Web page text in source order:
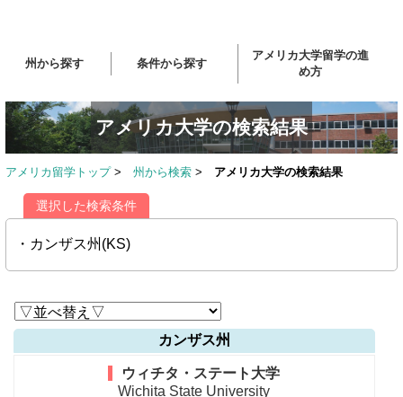
州から探す 条件から探す
アメリカ大学留学の進
め方
アメリカ大学の検索結果
アメリカ留学トップ > 州から検索 > アメリカ大学の検索結果
選択した検索条件
・カンザス州(KS)
カンザス州
ウィチタ・ステート大学
Wichita State University